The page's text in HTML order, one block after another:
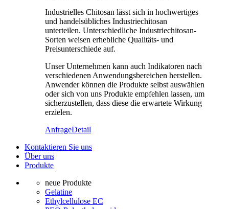
Industrielles Chitosan lässt sich in hochwertiges
und handelsübliches Industriechitosan
unterteilen. Unterschiedliche Industriechitosan-
Sorten weisen erhebliche Qualitäts- und
Preisunterschiede auf.
Unser Unternehmen kann auch Indikatoren nach
verschiedenen Anwendungsbereichen herstellen.
Anwender können die Produkte selbst auswählen
oder sich von uns Produkte empfehlen lassen, um
sicherzustellen, dass diese die erwartete Wirkung
erzielen.
AnfrageDetail
Kontaktieren Sie uns
Über uns
Produkte
neue Produkte
Gelatine
Ethylcellulose EC